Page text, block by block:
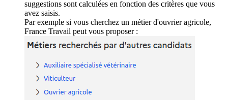
suggestions sont calculées en fonction des critères que vous
avez saisis.
Par exemple si vous cherchez un métier d'ouvrier agricole,
France Travail peut vous proposer :